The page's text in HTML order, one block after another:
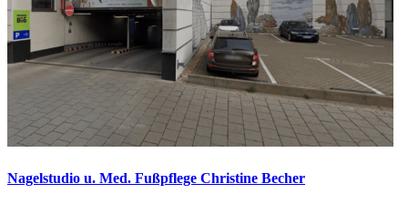
Nagelstudio u. Med. Fußpflege Christine Becher